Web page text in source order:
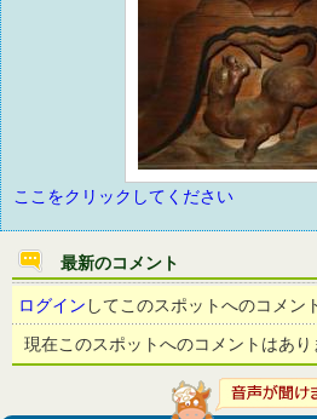
ここをクリックしてください
最新のコメント
ログイン してこのスポットへのコメン
現在このスポットへのコメントはあり